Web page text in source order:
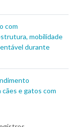
com
mobilidade
durante
e gatos com